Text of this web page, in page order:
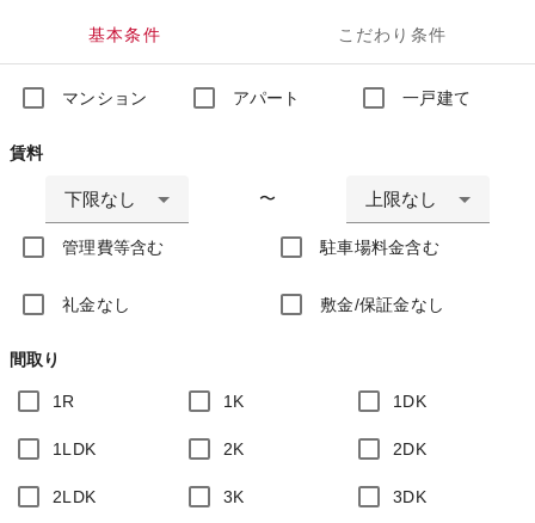
基本条件 こだわり条件
マンション アパート 一戸建て
賃料
下限なし 〜 上限なし
管理費等含む 駐車場料金含む
礼金なし 敷金/保証金なし
間取り
1R 1K 1DK
1LDK 2K 2DK
2LDK 3K 3DK